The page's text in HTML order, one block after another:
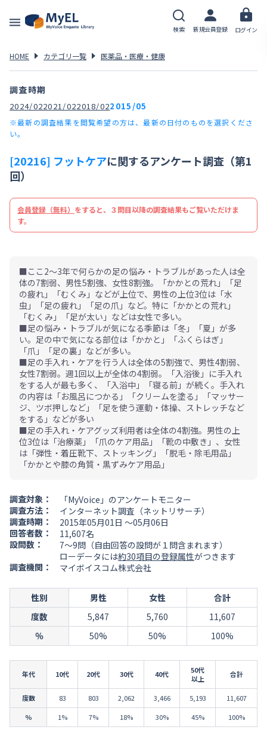
検索 新規会員登録 ログイン
HOME カテゴリ一覧 医薬品・医療・健康
調査時期
2024/022021/022018/022015/05
※最新の調査結果を閲覧希望の方は、最新の日付のものを選択くださ
い。
[20216] フットケアに関するアンケート調査（第1
回）
会員登録（無料） をすると、３問目以降の調査結果もご覧いただけま
す。
■ここ2～3年で何らかの足の悩み・トラブルがあった人は全
体の7割弱、男性5割強、女性8割強。「かかとの荒れ」「足
の疲れ」「むくみ」などが上位で、男性の上位3位は「水
虫」「足の疲れ」「足の爪」など。特に「かかとの荒れ」
「むくみ」「足が太い」などは女性で多い。
■足の悩み・トラブルが気になる季節は「冬」「夏」が多
い。足の中で気になる部位は「かかと」「ふくらはぎ」
「爪」「足の裏」などが多い。
■足の手入れ・ケアを行う人は全体の5割強で、男性4割弱、
女性7割弱。週1回以上が全体の4割弱。「入浴後」に手入れ
をする人が最も多く、「入浴中」「寝る前」が続く。手入れ
の内容は「お風呂につかる」「クリームを塗る」「マッサー
ジ、ツボ押しなど」「足を使う運動・体操、ストレッチなど
をする」などが多い
■足の手入れ・ケアグッズ利用者は全体の4割強。男性の上
位3位は「治療薬」「爪のケア用品」「靴の中敷き」、女性
は「弾性・着圧靴下、ストッキング」「脱毛・除毛用品」
「かかとや膝の角質・黒ずみケア用品」
調査対象：
「MyVoice」のアンケートモニター
調査方法：
インターネット調査（ネットリサーチ）
調査時期：
2015年05月01日 ～05月06日
回答者数：
11,607名
設問数：
7～9問（自由回答の設問が１問含まれます）
ローデータには約30項目の登録属性がつきます
調査機関：
マイボイスコム株式会社
性別 男性 女性
合計
度数
5,847 5,760
11,607
％
50% 50% 100%
年代 10代 20代 30代 40代
50代
以上
合計
度数 83 803 2,062 3,466 5,193
11,607
％
1% 7% 18% 30% 45% 100%